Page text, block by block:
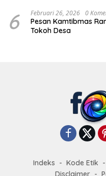
6 Februari 26, 2026 0
Pesan Kamtibmas
Tokoh Desa
Indeks Kode Etik